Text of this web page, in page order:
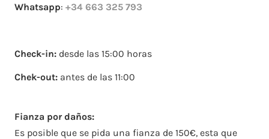
Whatsapp: +34 663 325 793
Check-in: desde las 15:00 horas
Chek-out: antes de las 11:00
Fianza por daños:
Es posible que se pida una fianza de 150€, esta que